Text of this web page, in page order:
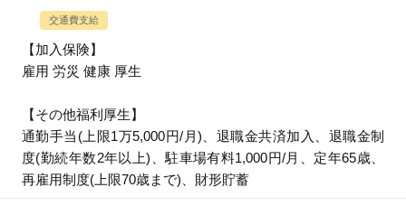
交通費支給
【加入保険】
雇用 労災 健康 厚生
【その他福利厚生】
通勤手当(上限1万5,000円/月)、退職金共済加入、退職金制
度(勤続年数2年以上)、駐車場有料1,000円/月、定年65歳、
再雇用制度(上限70歳まで)、財形貯蓄